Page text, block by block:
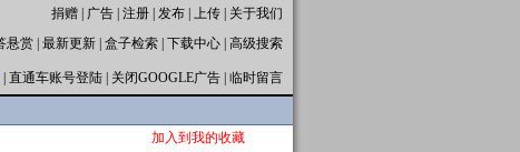
捐赠 广告 注册 发布 上传 关于我们
悬赏 最新更新 盒子检索 下载中心 高级搜索
直通车账号登陆 关闭GOOGLE广告 临时留言
加入到我的收藏